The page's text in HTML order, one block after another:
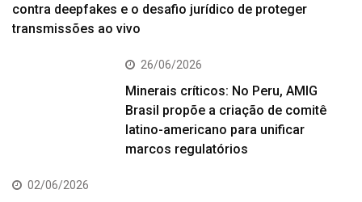
contra deepfakes e o desafio jurídico de proteger
transmissões ao vivo
26/06/2026
Minerais críticos: No Peru, AMIG
Brasil propõe a criação de comitê
latino-americano para unificar
marcos regulatórios
02/06/2026